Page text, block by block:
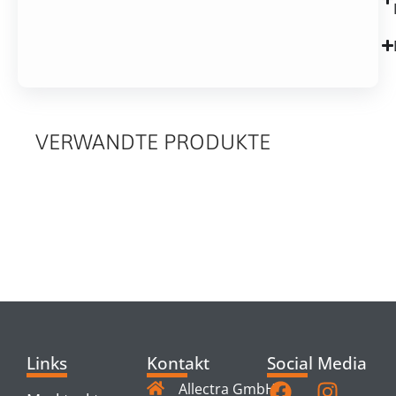
VERWANDTE PRODUKTE
Links Kontakt
Allectra GmbH
Social Media